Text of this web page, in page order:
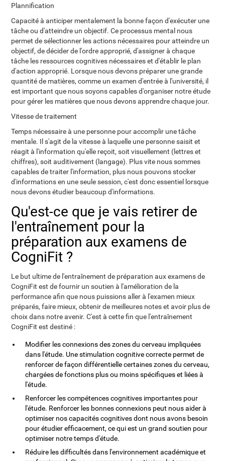
Plannification
Capacité à anticiper mentalement la bonne façon d'exécuter une
tâche ou d'atteindre un objectif. Ce processus mental nous
permet de sélectionner les actions nécessaires pour atteindre un
objectif, de décider de l'ordre approprié, d'assigner à chaque
tâche les ressources cognitives nécessaires et d'établir le plan
d'action approprié. Lorsque nous devons préparer une grande
quantité de matières, comme un examen d'entrée à l'université, il
est important que nous soyons capables d'organiser notre étude
pour gérer les matières que nous devons apprendre chaque jour.
Vitesse de traitement
Temps nécessaire à une personne pour accomplir une tâche
mentale. Il s'agit de la vitesse à laquelle une personne saisit et
réagit à l'information qu'elle reçoit, soit visuellement (lettres et
chiffres), soit auditivement (langage). Plus vite nous sommes
capables de traiter l'information, plus nous pouvons stocker
d'informations en une seule session, c'est donc essentiel lorsque
nous devons étudier beaucoup d'informations.
Qu'est-ce que je vais retirer de
l'entraînement pour la
préparation aux examens de
CogniFit ?
Le but ultime de l'entraînement de préparation aux examens de
CogniFit est de fournir un soutien à l'amélioration de la
performance afin que nous puissions aller à l'examen mieux
préparés, faire mieux, obtenir de meilleures notes et avoir plus de
choix dans notre avenir. C'est à cette fin que l'entraînement
CogniFit est destiné :
Modifier les connexions des zones du cerveau impliquées
dans l'étude. Une stimulation cognitive correcte permet de
renforcer de façon différentielle certaines zones du cerveau,
chargées de fonctions plus ou moins spécifiques et liées à
l'étude.
Renforcer les compétences cognitives importantes pour
l'étude. Renforcer les bonnes connexions peut nous aider à
optimiser nos capacités cognitives dont nous avons besoin
pour étudier efficacement, ce qui est un grand soutien pour
optimiser notre temps d'étude.
Réduire les difficultés dans l'environnement académique et